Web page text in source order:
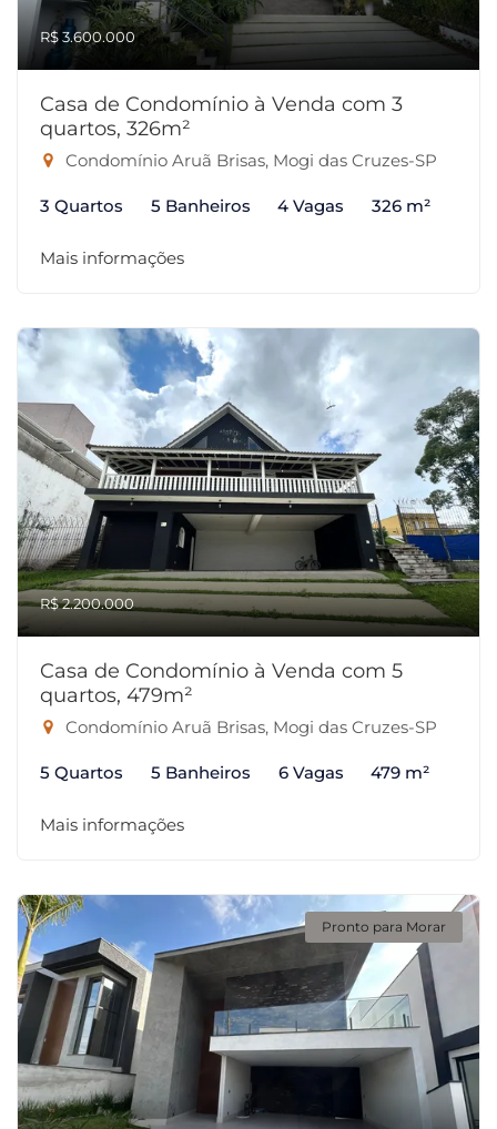
R$ 3.600.000
Casa de Condomínio à Venda com 3
quartos, 326m²
Condomínio Aruã Brisas, Mogi das Cruzes-SP
3 Quartos 5 Banheiros 4 Vagas 326 m²
Mais informações
R$ 2.200.000
Casa de Condomínio à Venda com 5
quartos, 479m²
Condomínio Aruã Brisas, Mogi das Cruzes-SP
5 Quartos 5 Banheiros 6 Vagas 479 m²
Mais informações
Pronto para Morar